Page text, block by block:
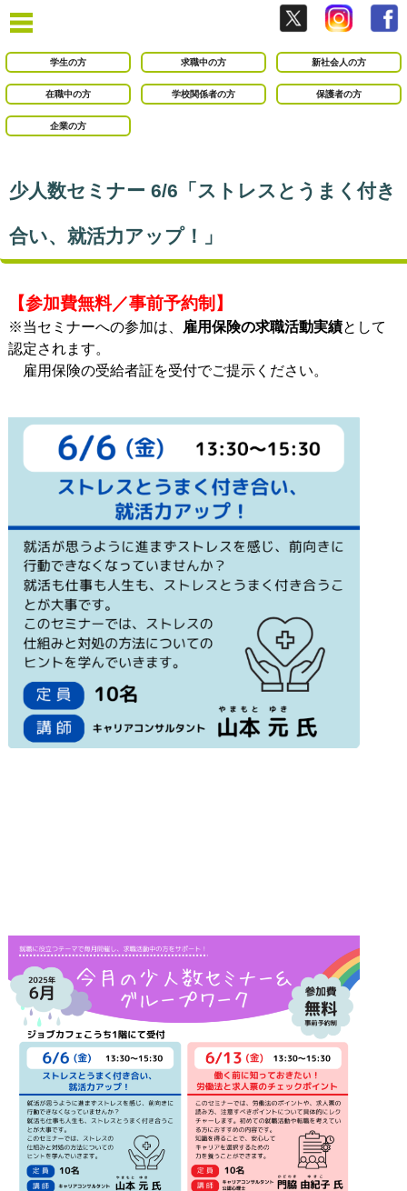
学生の方 求職中の方 新社会人の方
在職中の方 学校関係者の方 保護者の方
企業の方
少人数セミナー 6/6「ストレスとうまく付き
合い、就活力アップ！」
【参加費無料／事前予約制】
※当セミナーへの参加は、 雇用保険の求職活動実績として
認定されます。
雇用保険の受給者証を受付でご提示ください。